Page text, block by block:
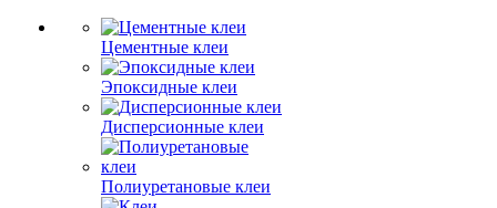
Цементные клеи
Эпоксидные клеи
Дисперсионные клеи
Полиуретановые клеи